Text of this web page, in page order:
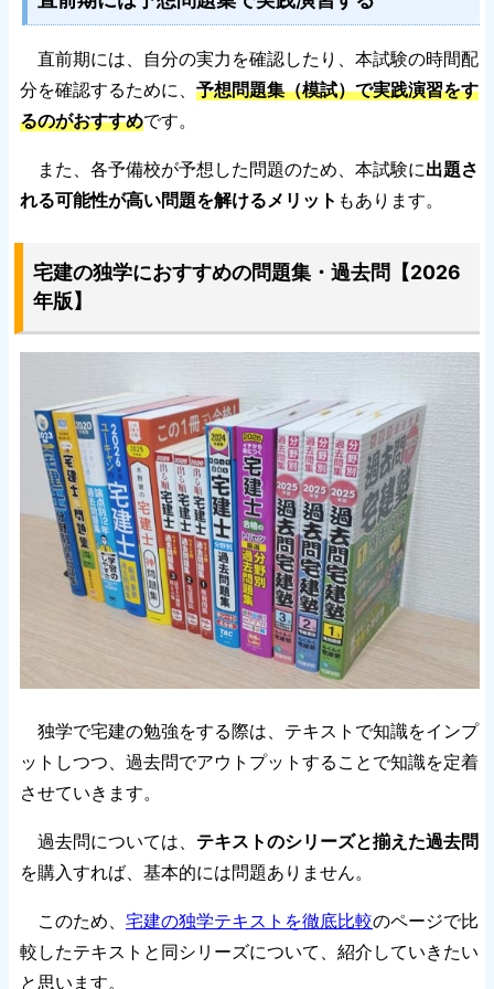
直前期には、自分の実力を確認したり、本試験の時間配
分を確認するために、 予想問題集（模試）で実践演習をす
るのがおすすめです。
また、各予備校が予想した問題のため、本試験に出題さ
れる可能性が高い問題を解けるメリット もあります。
宅建の独学におすすめの問題集・過去問【2026
年版】
独学で宅建の勉強をする際は、テキストで知識をインプ
ットしつつ、過去問でアウトプットすることで知識を定着
させていきます。
過去問については、 テキストのシリーズと揃えた過去問
を購入すれば、基本的には問題ありません。
このため、 宅建の独学テキストを徹底比較のページで比
較したテキストと同シリーズについて、紹介していきたい
と思います。